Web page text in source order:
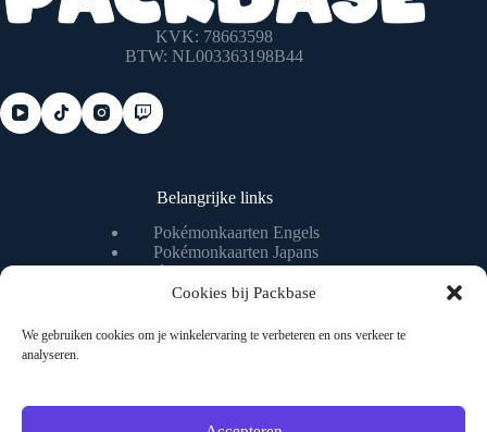
Cookies bij Packbase
We gebruiken cookies om je winkelervaring te verbeteren en ons verkeer te
analyseren.
KVK: 78663598
BTW: NL003363198B44
Belangrijke links
Pokémonkaarten Engels
Pokémonkaarten Japans
Pokémonkaart waarde checken
Pokémonkaart livestream